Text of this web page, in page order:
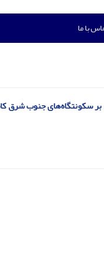
با ما
بر سکونتگاه‌های جنوب شرق